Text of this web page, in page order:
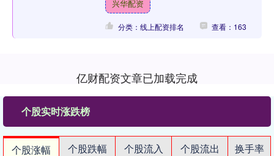
疗特定人群的乳....
兴华配资
分类：线上配资排名 查看：163
亿财配资文章已加载完成
个股实时涨跌榜
个股涨幅 个股跌幅 个股流入 个股流出
换手率